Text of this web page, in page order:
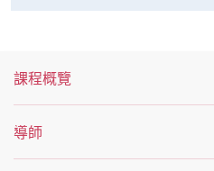
課程概覽
導師